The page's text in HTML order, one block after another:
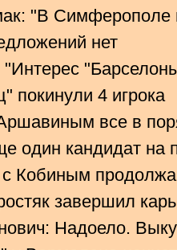
"В Симферополе
нет
покинули 4 игрока
все в
один кандидат на
Кобиным
завершил
Надоело.